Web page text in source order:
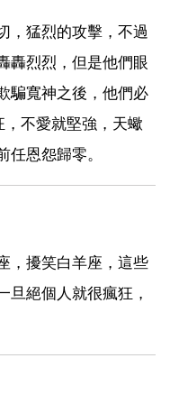
，猛烈的攻擊，不過
轟烈烈，但是他們眼
騙寬神之後，他們必
不愛就堅強，天蠍
恩怨歸零。
，擾笑白羊座，這些
旦絕個人就很瘋狂，